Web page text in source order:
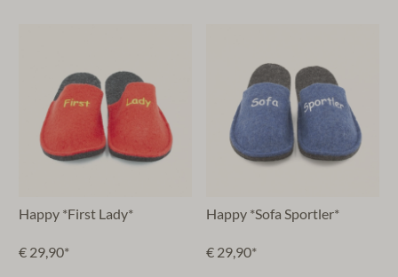
Happy *First Lady*
€ 29,90*
Happy *Sofa Sportler*
€ 29,90*